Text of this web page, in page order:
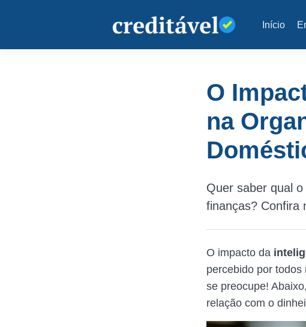
Início
O
na
Quer saber qual
finanças? Confira
O impacto da
percebido por
se preocupe!
relação com o